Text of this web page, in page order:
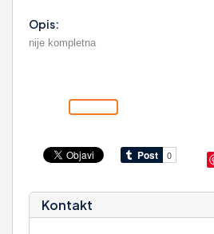
Opis:
nije kompletna
Kontakt